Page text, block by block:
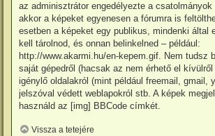
az adminisztrátor engedélyezte a csatolmányok
akkor a képeket egyenesen a fórumra is
esetben a képeket egy publikus, mindenki által
kell tárolnod, és onnan belinkelned – például:
http://www.akarmi.hu/en-kepem.gif. Nem tudsz
saját gépedről (hacsak az nem érhető el
igénylő oldalakról (mint például freemail, gmail,
jelszóval védett weblapokról stb. A képek
használd az [img] BBCode címkét.
Vissza a tetejére